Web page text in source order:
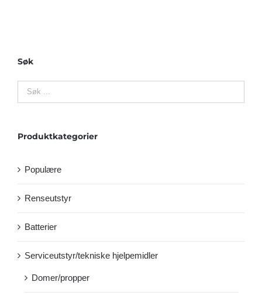
Søk
Produktkategorier
Populære
Renseutstyr
Batterier
Serviceutstyr/tekniske hjelpemidler
Domer/propper